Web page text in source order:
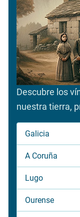
Descubre los
nuestra tierra,
Galicia
A Coruña
Lugo
Ourense